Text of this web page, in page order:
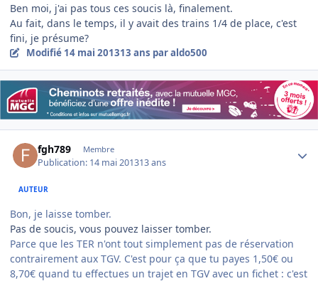
Ben moi, j'ai pas tous ces soucis là, finalement.
Au fait, dans le temps, il y avait des trains 1/4 de place, c'est
fini, je présume?
Modifié 14 mai 201313 ans par aldo500
fgh789 Membre
Publication: 14 mai 201313 ans
AUTEUR
Bon, je laisse tomber.
Pas de soucis, vous pouvez laisser tomber.
Parce que les TER n'ont tout simplement pas de réservation
contrairement aux TGV. C'est pour ça que tu payes 1,50€ ou
8,70€ quand tu effectues un trajet en TGV avec un fichet : c'est